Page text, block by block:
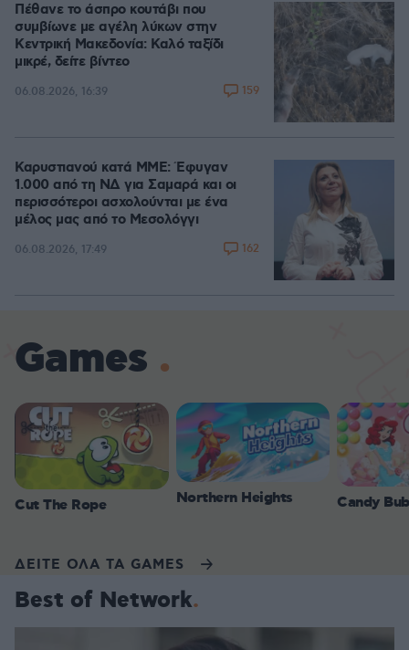
Πέθανε το άσπρο κουτάβι που
συμβίωνε με αγέλη λύκων στην
Κεντρική Μακεδονία: Καλό ταξίδι
μικρέ, δείτε βίντεο
06.08.2026, 16:39 159
Καρυστιανού κατά ΜΜΕ: Έφυγαν
1.000 από τη ΝΔ για Σαμαρά και οι
περισσότεροι ασχολούνται με ένα
μέλος μας από το Μεσολόγγι
06.08.2026, 17:49 162
Games
Cut The Rope Northern Heights Candy
ΔΕΙΤΕ ΟΛΑ ΤΑ GAMES
Best of Network